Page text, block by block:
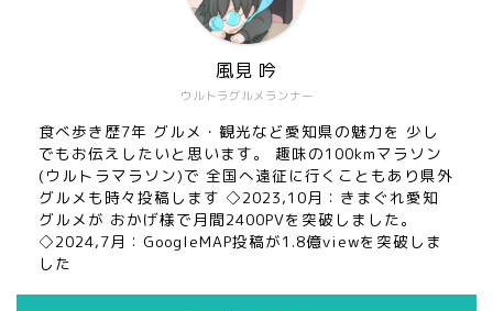
ウルトラグルメランナー
風見 吟
食べ歩き歴7年 グルメ・観光など愛知県の魅力を 少し
でもお伝えしたいと思います。 趣味の100kmマラソン
(ウルトラマラソン)で 全国へ遠征に行くこともあり県外
グルメも時々投稿します ◇2023,10月：きまぐれ愛知
グルメが おかげ様で月間2400PVを突破しました。
◇2024,7月：GoogleMAP投稿が1.8億viewを突破しま
した